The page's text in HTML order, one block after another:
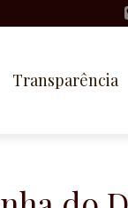
Transparência